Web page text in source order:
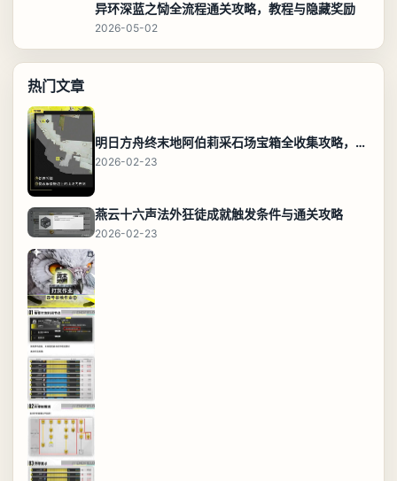
异环深蓝之恸全流程通关攻略，教程与隐藏奖励
2026-05-02
热门文章
明日方舟终末地阿伯莉采石场宝箱全收集攻略，全点位分布图与路线
2026-02-23
燕云十六声法外狂徒成就触发条件与通关攻略
2026-02-23